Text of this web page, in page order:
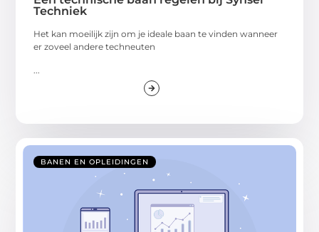
Techniek
Het kan moeilijk zijn om je ideale baan te vinden wanneer
er zoveel andere techneuten
BANEN EN OPLEIDINGEN